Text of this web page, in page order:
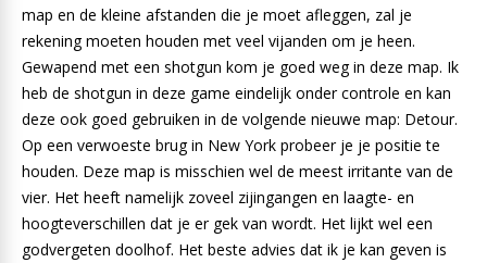
map en de kleine afstanden die je moet afleggen, zal je
rekening moeten houden met veel vijanden om je heen.
Gewapend met een shotgun kom je goed weg in deze map. Ik
heb de shotgun in deze game eindelijk onder controle en kan
deze ook goed gebruiken in de volgende nieuwe map: Detour.
Op een verwoeste brug in New York probeer je je positie te
houden. Deze map is misschien wel de meest irritante van de
vier. Het heeft namelijk zoveel zijingangen en laagte- en
hoogteverschillen dat je er gek van wordt. Het lijkt wel een
godvergeten doolhof. Het beste advies dat ik je kan geven is